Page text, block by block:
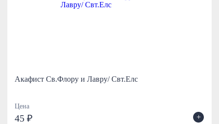
Акафист Св.Флору и Лавру/ Свт.Елс
Цена
45 ₽ +